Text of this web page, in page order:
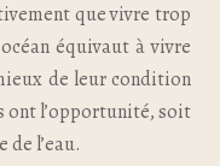
que vivre trop
équivaut à vivre
de leur condition
ont l’opportunité, soit
de l’eau.